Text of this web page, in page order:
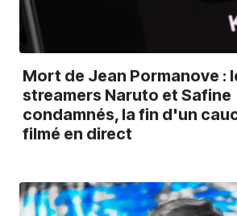
Mort de Jean Pormanove :
streamers Naruto et Safine
condamnés, la fin d'un
filmé en direct